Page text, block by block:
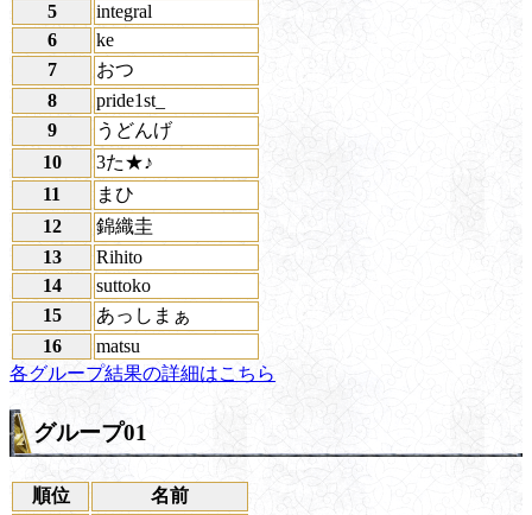
5
integral
6
ke
7
おつ
8
pride1st_
9
うどんげ
10
3た★♪
11
まひ
12
錦織圭
13
Rihito
14
suttoko
15
あっしまぁ
16
matsu
各グループ結果の詳細はこちら
グループ01
順位
名前